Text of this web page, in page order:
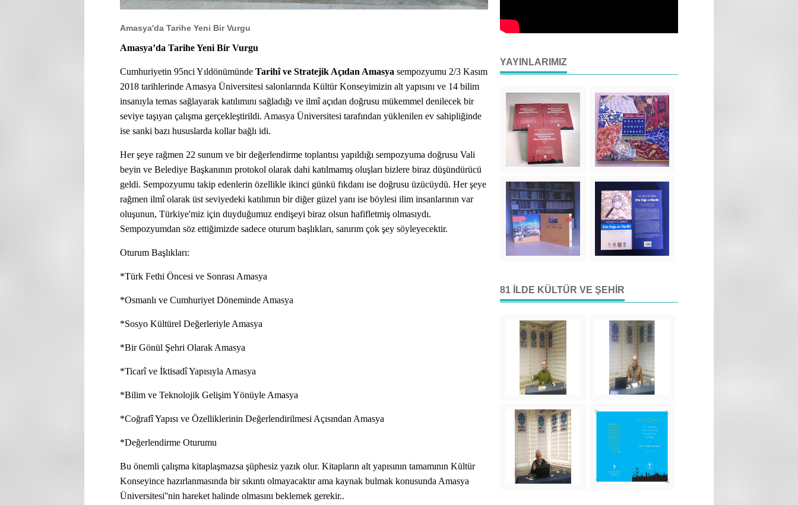
Amasya'da Tarihe Yeni Bir Vurgu
Amasya’da Tarihe Yeni Bir Vurgu
Cumhuriyetin 95nci Yıldönümünde Tarihî ve Stratejik Açıdan Amasya sempozyumu 2/3 Kasım
2018 tarihlerinde Amasya Üniversitesi salonlarında Kültür Konseyimizin alt yapısını ve 14 bilim
insanıyla temas sağlayarak katılımını sağladığı ve ilmî açıdan doğrusu mükemmel denilecek bir
seviye taşıyan çalışma gerçekleştirildi. Amasya Üniversitesi tarafından yüklenilen ev sahipliğinde
ise sanki bazı hususlarda kollar bağlı idi.
Her şeye rağmen 22 sunum ve bir değerlendirme toplantısı yapıldığı sempozyuma doğrusu Vali
beyin ve Belediye Başkanının protokol olarak dahi katılmamış oluşları bizlere biraz düşündürücü
geldi. Sempozyumu takip edenlerin özellikle ikinci günkü fıkdanı ise doğrusu üzücüydü. Her şeye
rağmen ilmî olarak üst seviyedeki katılımın bir diğer güzel yanı ise böylesi ilim insanlarının var
oluşunun, Türkiye'miz için duyduğumuz endişeyi biraz olsun hafifletmiş olmasıydı.
Sempozyumdan söz ettiğimizde sadece oturum başlıkları, sanırım çok şey söyleyecektir.
Oturum Başlıkları:
*Türk Fethi Öncesi ve Sonrası Amasya
*Osmanlı ve Cumhuriyet Döneminde Amasya
*Sosyo Kültürel Değerleriyle Amasya
*Bir Gönül Şehri Olarak Amasya
*Ticarî ve İktisadî Yapısıyla Amasya
*Bilim ve Teknolojik Gelişim Yönüyle Amasya
*Coğrafî Yapısı ve Özelliklerinin Değerlendirilmesi Açısından Amasya
*Değerlendirme Oturumu
Bu önemli çalışma kitaplaşmazsa şüphesiz yazık olur. Kitapların alt yapısının tamamının Kültür
Konseyince hazırlanmasında bir sıkıntı olmayacaktır ama kaynak bulmak konusunda Amasya
Üniversitesi''nin hareket halinde olmasını beklemek gerekir..
YAYINLARIMIZ
81 İLDE KÜLTÜR VE ŞEHIR